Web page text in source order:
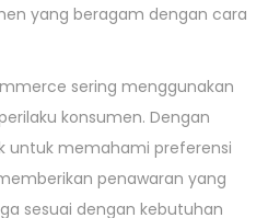
yang beragam dengan cara
sering menggunakan
konsumen. Dengan
untuk memahami preferensi
penawaran yang
sesuai dengan kebutuhan